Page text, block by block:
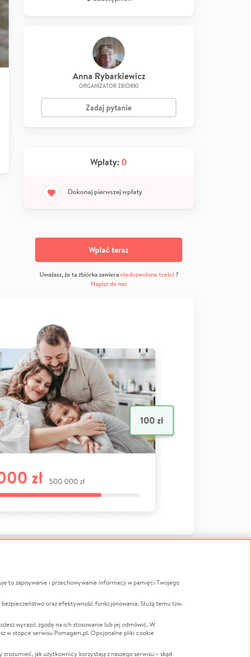
Anna Rybarkiewicz
ORGANIZATOR ZBIÓRKI
Zadaj pytanie
Wpłaty: 0
Dokonaj pierwszej wpłaty
Wpłać teraz
Uważasz, że ta zbiórka zawiera niedozwolone treści?
Napisz do nas
Zbieraj na
Leczenie
Zwierzęta
Pożar
LGBTQ+
Powódź
Wichura
to zapisywanie i przechowywanie informacji w pamięci Twojego
oraz efektywność funkcjonowania. Służą temu tzw.
wyrazić zgodę na ich stosowanie lub jej odmówić. W
w stopce serwisu Pomagam.pl. Opcjonalne pliki cookie
jak użytkownicy korzystają z naszego serwisu – skąd